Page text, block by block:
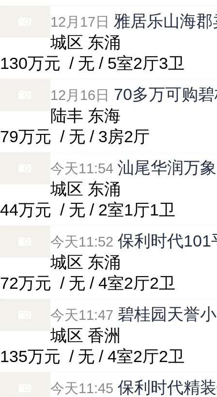
12月17日 雅居乐山海
城区 东涌
130万元 / 无 / 5室2厅3卫
12月16日 70多万可购
陆丰 东海
79万元 / 无 / 3房2厅
今天11:54 汕尾华润万
城区 东涌
44万元 / 无 / 2室1厅1卫
今天11:52 保利时代101
城区 东涌
72万元 / 无 / 4室2厅2卫
今天11:47 碧桂园天誉
城区 香洲
135万元 / 无 / 4室2厅2卫
今天11:45 保利时代精